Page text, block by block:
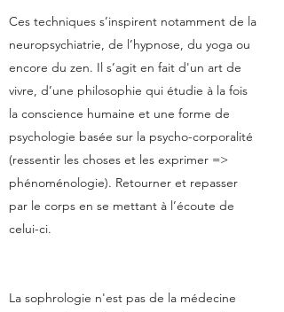
Ces techniques s’inspirent notamment de la
neuropsychiatrie, de l’hypnose, du yoga ou
encore du zen. Il s’agit en fait d'un art de
vivre, d’une philosophie qui étudie à la fois
la conscience humaine et une forme de
psychologie basée sur la psycho-corporalité
(ressentir les choses et les exprimer =>
phénoménologie). Retourner et repasser
par le corps en se mettant à l’écoute de
celui-ci.
La sophrologie n'est pas de la médecine